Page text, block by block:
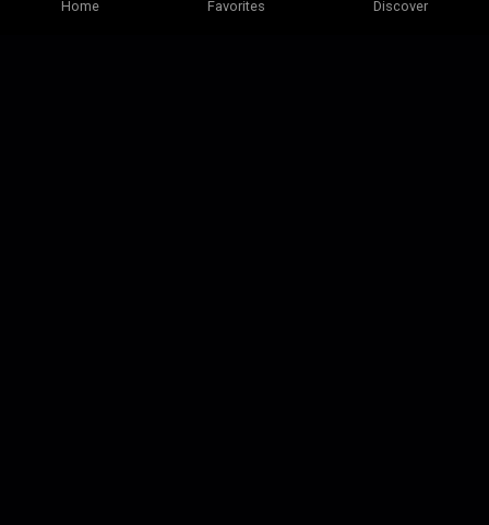
Home Favorites Discover